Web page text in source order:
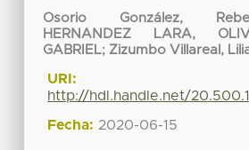
Osorio González,
HERNANDEZ LARA,
GABRIEL; Zizumbo Villareal,
URI:
http://hdl.handle.net/
Fecha: 2020-06-15